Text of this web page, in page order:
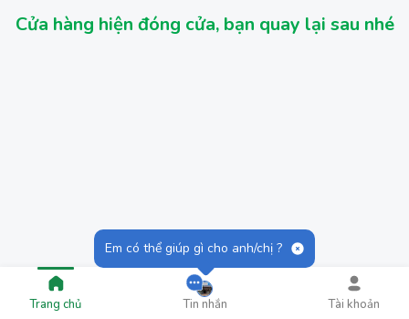
Cửa hàng hiện đóng cửa, bạn quay lại sau nhé
Trang chủ
Em có thể giúp gì cho anh/chị ?
Tin nhắn Tài khoản